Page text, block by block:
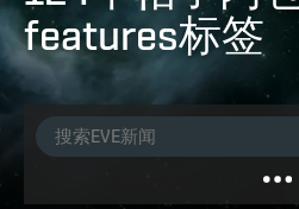
features标签